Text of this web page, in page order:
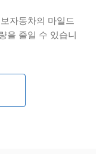
자동차의 마일드
을 줄일 수 있습니